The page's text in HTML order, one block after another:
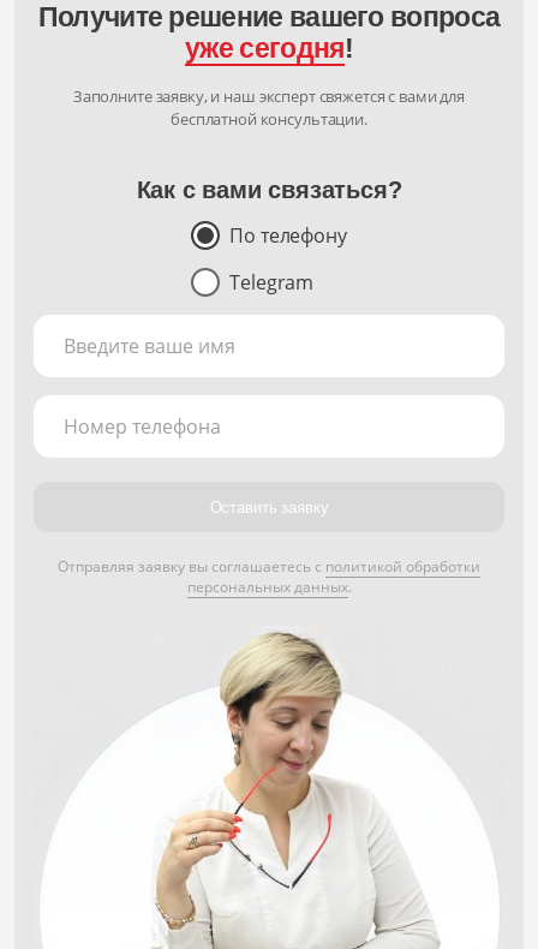
Получите решение вашего вопроса
уже сегодня!
Заполните заявку, и наш эксперт свяжется с вами для
бесплатной консультации.
Как с вами связаться?
По телефону
Telegram
Введите ваше имя
Номер телефона
Оставить заявку
Отправляя заявку вы соглашаетесь с политикой обработки
персональных данных.